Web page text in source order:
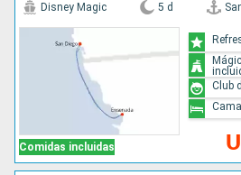
Comidas incluidas
Disney Magic 5 d
Club